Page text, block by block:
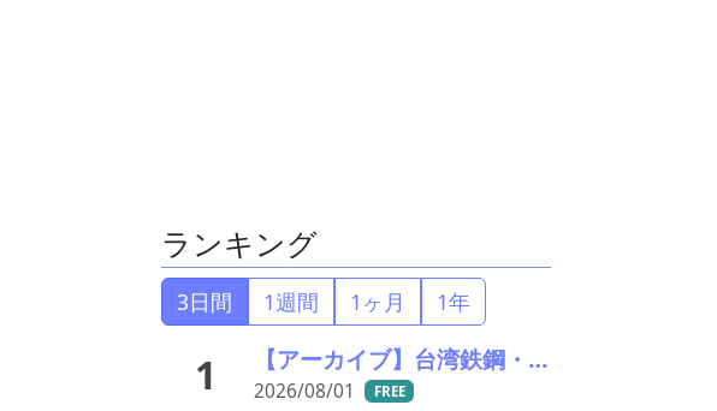
ランキング
3日間 1週間 1ヶ月 1年
1 【アーカイブ】台湾鉄鋼・リサイクル産業視察ツアー
2026/08/01 FREE